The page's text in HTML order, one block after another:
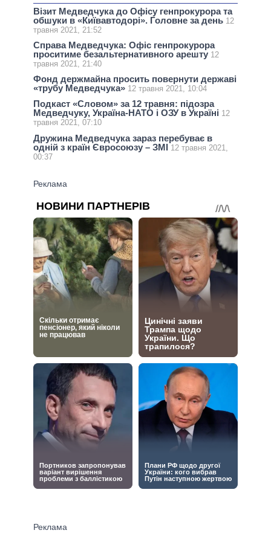
Візит Медведчука до Офісу генпрокурора та
обшуки в «Київавтодорі». Головне за день 12
травня 2021, 21:52
Справа Медведчука: Офіс генпрокурора
проситиме безальтернативного арешту 12
травня 2021, 21:40
Фонд держмайна просить повернути державі
«трубу Медведчука» 12 травня 2021, 10:04
Подкаст «Словом» за 12 травня: підозра
Медведчуку, Україна-НАТО і ОЗУ в Україні 12
травня 2021, 07:10
Дружина Медведчука зараз перебуває в
одній з країн Євросоюзу – ЗМІ 12 травня 2021,
00:37